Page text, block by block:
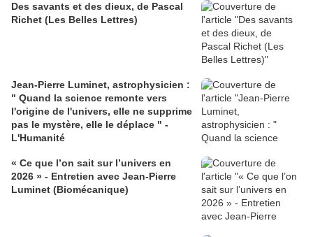
Des savants et des dieux, de Pascal
Richet (Les Belles Lettres)
Jean-Pierre Luminet, astrophysicien :
" Quand la science remonte vers
l'origine de l'univers, elle ne supprime
pas le mystère, elle le déplace " -
L'Humanité
« Ce que l’on sait sur l’univers en
2026 » - Entretien avec Jean-Pierre
Luminet (Biomécanique)